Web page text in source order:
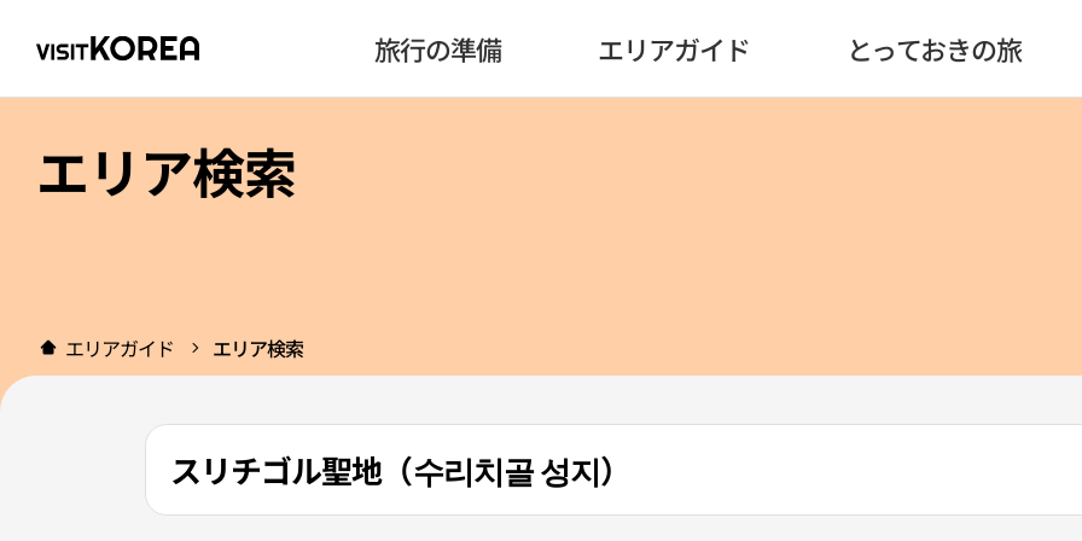
旅行の準備 エリアガイド とっておきの旅
エリア検索
エリアガイド エリア検索
スリチゴル聖地（수리치골 성지）